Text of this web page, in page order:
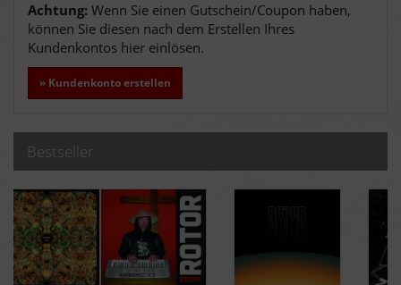
Achtung: Wenn Sie einen Gutschein/Coupon haben,
können Sie diesen nach dem Erstellen Ihres
Kundenkontos hier einlösen.
» Kundenkonto erstellen
Bestseller